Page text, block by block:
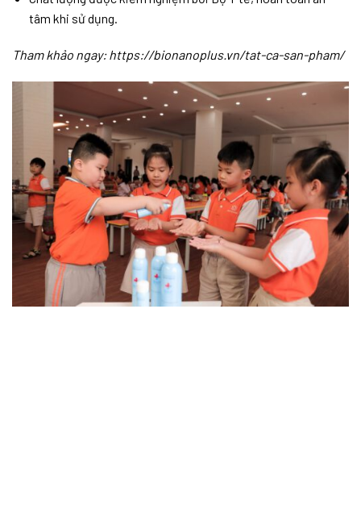
tâm khi sử dụng.
Tham khảo ngay: https://bionanoplus.vn/tat-ca-san-pham/